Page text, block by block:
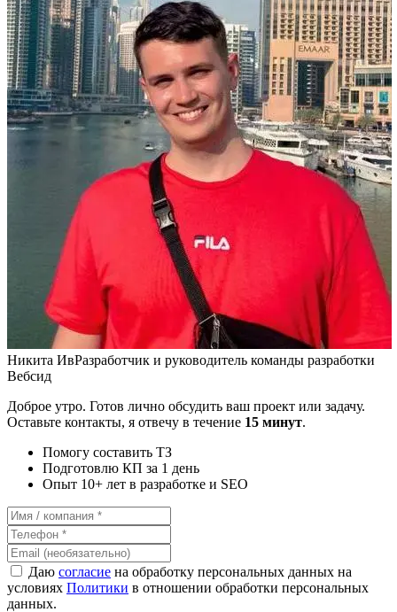
Никита ИвРазработчик и руководитель команды разработки
Вебсид
Доброе утро. Готов лично обсудить ваш проект или задачу.
Оставьте контакты, я отвечу в течение 15 минут.
Помогу составить ТЗ
Подготовлю КП за 1 день
Опыт 10+ лет в разработке и SEO
Даю согласие на обработку персональных данных на
условиях Политики в отношении обработки персональных
данных.